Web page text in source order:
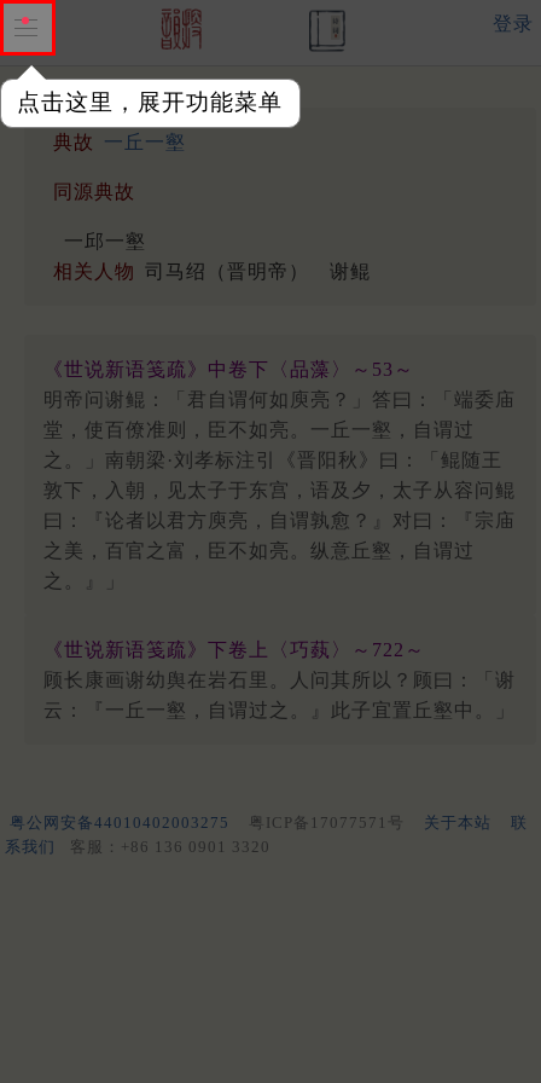
点击这里，展开功能菜单
登录
典故 一丘一壑
同源典故
一邱一壑
相关人物 司马绍（晋明帝） 谢鲲
《世说新语笺疏》中卷下〈品藻〉～53～
明帝问谢鲲：「君自谓何如庾亮？」答曰：「端委庙
堂，使百僚准则，臣不如亮。一丘一壑，自谓过
之。」南朝梁·刘孝标注引《晋阳秋》曰：「鲲随王
敦下，入朝，见太子于东宫，语及夕，太子从容问鲲
曰：『论者以君方庾亮，自谓孰愈？』对曰：『宗庙
之美，百官之富，臣不如亮。纵意丘壑，自谓过
之。』」
《世说新语笺疏》下卷上〈巧蓺〉～722～
顾长康画谢幼舆在岩石里。人问其所以？顾曰：「谢
云：『一丘一壑，自谓过之。』此子宜置丘壑中。」
粤公网安备44010402003275 粤ICP备17077571号 关于本站
联
系我们
客服：+86 136 0901 3320